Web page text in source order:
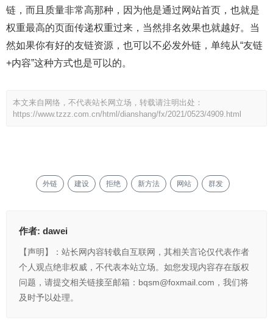
链，而且质量非常高那种，因为他是通过网站首页，也就是
权重最高的页面传递权重过来，当然排名效果也就越好。当
然如果你有好的友链资源，也可以不必发外链，单纯从“友链
+内容”这种方式也是可以的。
本文来自网络，不代表站长网立场，转载请注明出处：
https://www.tzzz.com.cn/html/dianshang/fx/2021/0523/4909.html
外链 建设 拒绝 新方法 网站 群发
作者: dawei
【声明】：站长网内容转载自互联网，其相关言论仅代表作者
个人观点绝非权威，不代表本站立场。如您发现内容存在版权
问题，请提交相关链接至邮箱：bqsm@foxmail.com，我们将
及时予以处理。